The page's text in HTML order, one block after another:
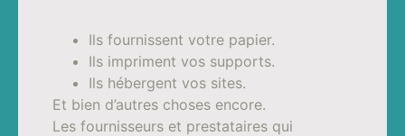
Ils fournissent votre papier.
Ils impriment vos supports.
Ils hébergent vos sites.
Et bien d’autres choses encore.
Les fournisseurs et prestataires qui